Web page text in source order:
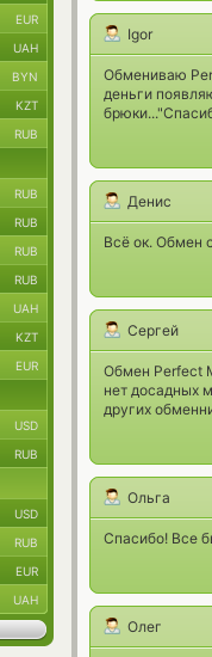
Igor
Обмениваю
деньги
Денис
Всё ок. Обмен
Сергей
Обмен Perfect
нет досадных
других
Ольга
Спасибо! Все
Олег
EUR
UAH
BYN
KZT
RUB
RUB
RUB
RUB
RUB
UAH
KZT
EUR
USD
RUB
USD
RUB
EUR
UAH